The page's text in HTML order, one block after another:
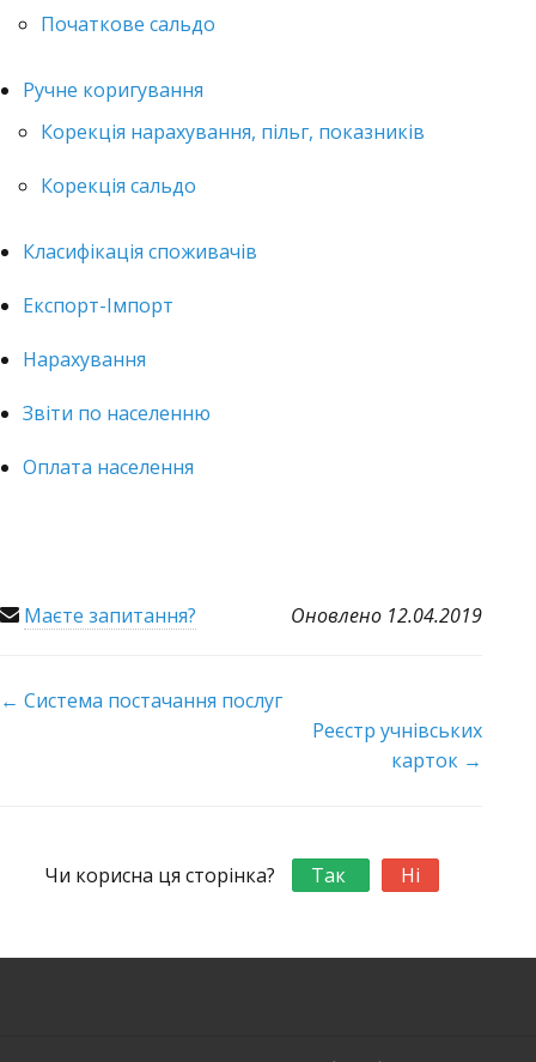
Початкове сальдо
Ручне коригування
Корекція нарахування, пільг, показників
Корекція сальдо
Класифікація споживачів
Експорт-Імпорт
Нарахування
Звіти по населенню
Оплата населення
Маєте запитання? Оновлено 12.04.2019
← Система постачання послуг
Реєстр учнівських
карток →
Чи корисна ця сторінка? Так Ні